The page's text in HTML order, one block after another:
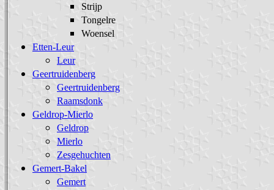
Strijp
Tongelre
Woensel
Etten-Leur
Leur
Geertruidenberg
Geertruidenberg
Raamsdonk
Geldrop-Mierlo
Geldrop
Mierlo
Zesgehuchten
Gemert-Bakel
Gemert